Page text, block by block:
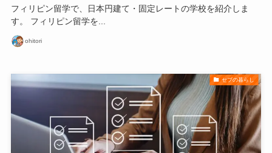
フィリピン留学で、日本円建て・固定レートの学校を紹介しま
す。 フィリピン留学を...
ohitori
セブの暮らし